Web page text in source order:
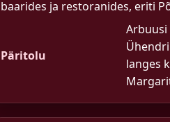
baarides ja restoranides, eriti
Päritolu
langes